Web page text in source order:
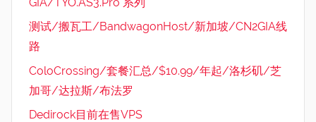
测试/搬瓦工/BandwagonHost/新加坡/CN2GIA线
路
ColoCrossing/套餐汇总/$10.99/年起/洛杉矶/芝
加哥/达拉斯/布法罗
Dedirock目前在售VPS